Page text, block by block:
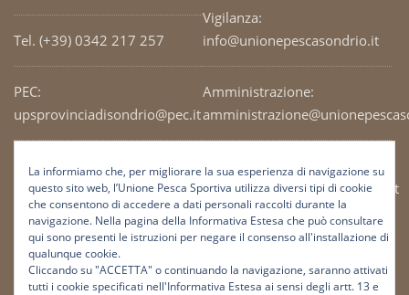
Tel. (+39) 0342 217 257
PEC:
upsprovinciadisondrio@pec.it
Codice Fiscale: 93003690141
Vigilanza:
info@unionepescasondrio.it
Amministrazione:
Ufficio tecnico:
tecnico@unionepescasondrio.it
Informazioni:
info@unionepescasondrio.it
La informiamo che, per migliorare la sua esperienza di navigazione su
questo sito web, l’Unione Pesca Sportiva utilizza diversi tipi di cookie
che consentono di accedere a dati personali raccolti durante la
navigazione. Nella pagina della Informativa Estesa che può consultare
qui sono presenti le istruzioni per negare il consenso all'installazione di
qualunque cookie.
Cliccando su "ACCETTA" o continuando la navigazione, saranno attivati
tutti i cookie specificati nell'Informativa Estesa ai sensi degli artt. 13 e